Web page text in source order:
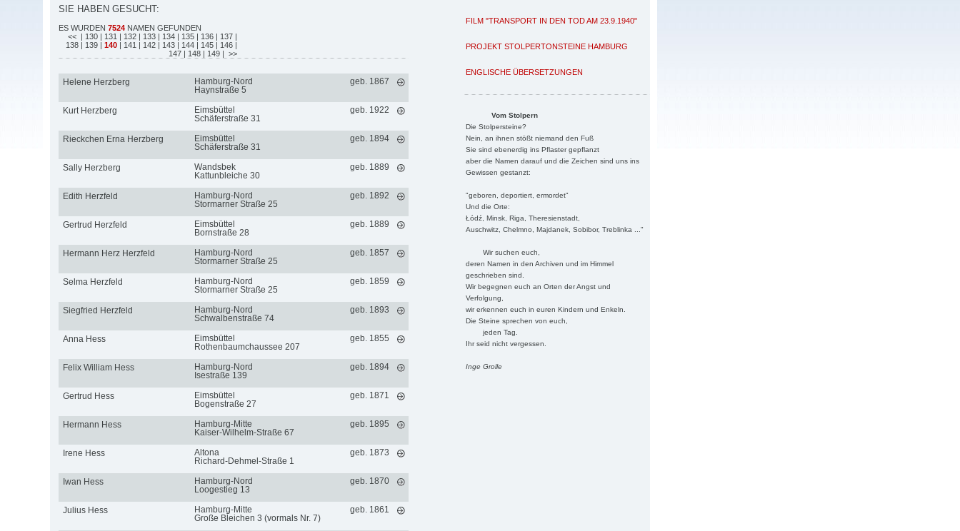
FILM "TRANSPORT IN DEN TOD AM 23.9.1940"
PROJEKT STOLPERTONSTEINE HAMBURG
ENGLISCHE ÜBERSETZUNGEN
Vom Stolpern
Die Stolpersteine?
Nein, an ihnen stößt niemand den Fuß
Sie sind ebenerdig ins Pflaster gepflanzt
aber die Namen darauf und die Zeichen sind uns ins
Gewissen gestanzt:
"geboren, deportiert, ermordet"
Und die Orte:
Łódź, Minsk, Riga, Theresienstadt,
Auschwitz, Chelmno, Majdanek, Sobibor, Treblinka ..."
Wir suchen euch,
deren Namen in den Archiven und im Himmel
geschrieben sind.
Wir begegnen euch an Orten der Angst und
Verfolgung,
wir erkennen euch in euren Kindern und Enkeln.
Die Steine sprechen von euch,
jeden Tag.
Ihr seid nicht vergessen.
Inge Grolle
SIE HABEN GESUCHT:
ES WURDEN 7524 NAMEN GEFUNDEN
<< | 130 | 131 | 132 | 133 | 134 | 135 | 136 | 137 |
138 | 139 | 140 | 141 | 142 | 143 | 144 | 145 | 146 |
147 | 148 | 149 | >>
Helene Herzberg
Hamburg-Nord
Haynstraße 5
geb. 1867
Kurt Herzberg
Eimsbüttel
Schäferstraße 31
geb. 1922
Rieckchen Erna Herzberg
Eimsbüttel
Schäferstraße 31
geb. 1894
Sally Herzberg
Wandsbek
Kattunbleiche 30
geb. 1889
Edith Herzfeld
Hamburg-Nord
Stormarner Straße 25
geb. 1892
Gertrud Herzfeld
Eimsbüttel
Bornstraße 28
geb. 1889
Hermann Herz Herzfeld
Hamburg-Nord
Stormarner Straße 25
geb. 1857
Selma Herzfeld
Hamburg-Nord
Stormarner Straße 25
geb. 1859
Siegfried Herzfeld
Hamburg-Nord
Schwalbenstraße 74
geb. 1893
Anna Hess
Eimsbüttel
Rothenbaumchaussee 207
geb. 1855
Felix William Hess
Hamburg-Nord
Isestraße 139
geb. 1894
Gertrud Hess
Eimsbüttel
Bogenstraße 27
geb. 1871
Hermann Hess
Hamburg-Mitte
Kaiser-Wilhelm-Straße 67
geb. 1895
Irene Hess
Altona
Richard-Dehmel-Straße 1
geb. 1873
Iwan Hess
Hamburg-Nord
Loogestieg 13
geb. 1870
Julius Hess
Hamburg-Mitte
Große Bleichen 3 (vormals Nr. 7)
geb. 1861